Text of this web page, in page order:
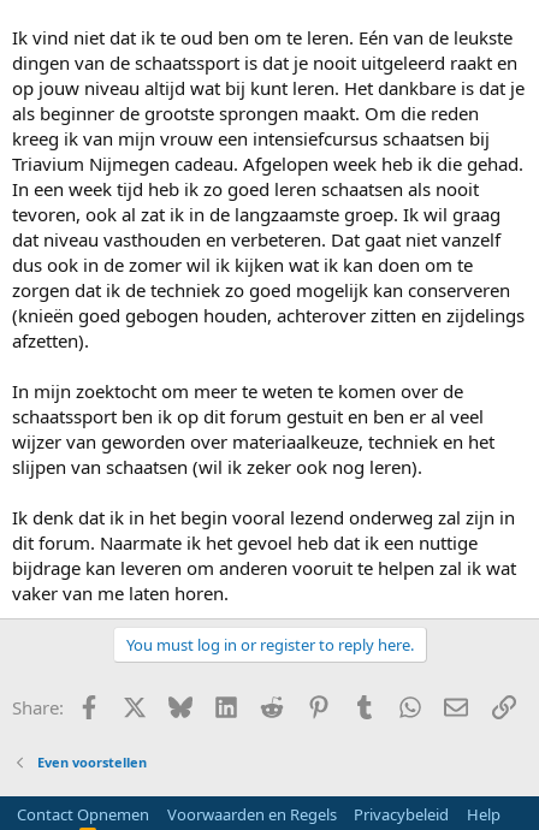
Ik vind niet dat ik te oud ben om te leren. Eén van de leukste
dingen van de schaatssport is dat je nooit uitgeleerd raakt en
op jouw niveau altijd wat bij kunt leren. Het dankbare is dat je
als beginner de grootste sprongen maakt. Om die reden
kreeg ik van mijn vrouw een intensiefcursus schaatsen bij
Triavium Nijmegen cadeau. Afgelopen week heb ik die gehad.
In een week tijd heb ik zo goed leren schaatsen als nooit
tevoren, ook al zat ik in de langzaamste groep. Ik wil graag
dat niveau vasthouden en verbeteren. Dat gaat niet vanzelf
dus ook in de zomer wil ik kijken wat ik kan doen om te
zorgen dat ik de techniek zo goed mogelijk kan conserveren
(knieën goed gebogen houden, achterover zitten en zijdelings
afzetten).
In mijn zoektocht om meer te weten te komen over de
schaatssport ben ik op dit forum gestuit en ben er al veel
wijzer van geworden over materiaalkeuze, techniek en het
slijpen van schaatsen (wil ik zeker ook nog leren).
Ik denk dat ik in het begin vooral lezend onderweg zal zijn in
dit forum. Naarmate ik het gevoel heb dat ik een nuttige
bijdrage kan leveren om anderen vooruit te helpen zal ik wat
vaker van me laten horen.
You must log in or register to reply here.
Share: Facebook Bluesky LinkedInReddit PinterestTumblrWhatsApp
E-mail
Even voorstellen
Contact Opnemen Voorwaarden en Regels Privacybeleid
Help